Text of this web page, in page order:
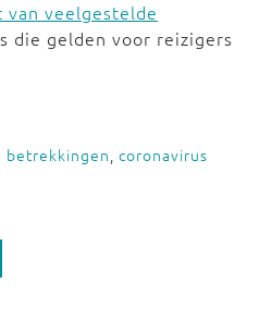
van veelgestelde
die gelden voor reizigers
betrekkingen, coronavirus